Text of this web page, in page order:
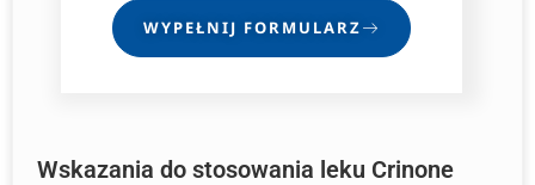
WYPEŁNIJ FORMULARZ
Wskazania do stosowania leku Crinone